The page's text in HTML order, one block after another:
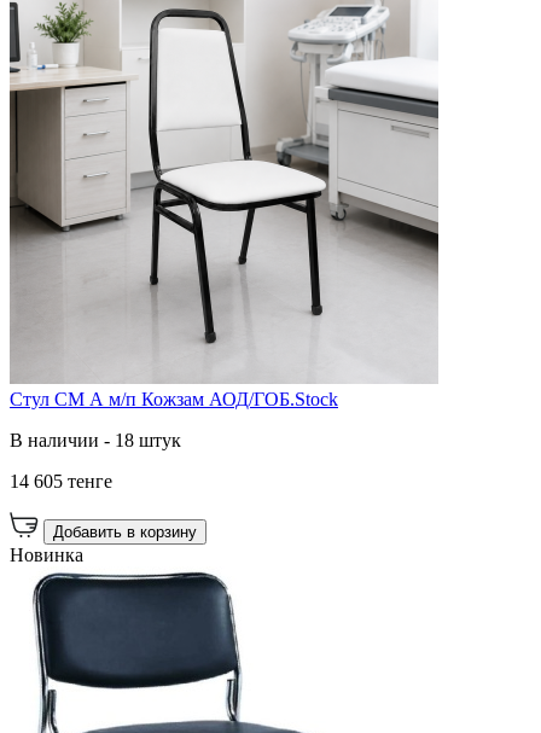
Стул СМ А м/п Кожзам АОД/ГОБ.Stock
В наличии - 18 штук
14 605 тенге
Добавить в корзину
Новинка